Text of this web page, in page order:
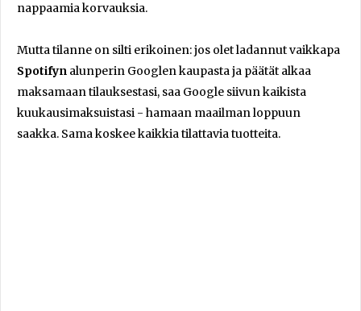
nappaamia korvauksia.
Mutta tilanne on silti erikoinen: jos olet ladannut vaikkapa
Spotifyn alunperin Googlen kaupasta ja päätät alkaa
maksamaan tilauksestasi, saa Google siivun kaikista
kuukausimaksuistasi - hamaan maailman loppuun
saakka. Sama koskee kaikkia tilattavia tuotteita.